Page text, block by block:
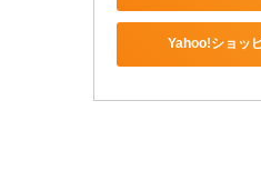
Yahoo!ショッ